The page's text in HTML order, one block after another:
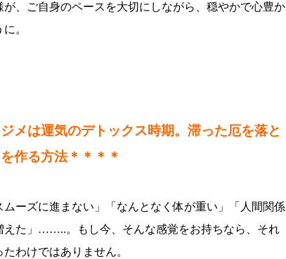
、ご自身のペースを大切にしながら、穏やかで心豊か
。
メは運気のデトックス時期。滞った厄を落と
作る方法＊＊＊＊
ムーズに進まない」「なんとなく体が重い」「人間関係
えた」……..。もし今、そんな感覚をお持ちなら、それ
わけではありません。